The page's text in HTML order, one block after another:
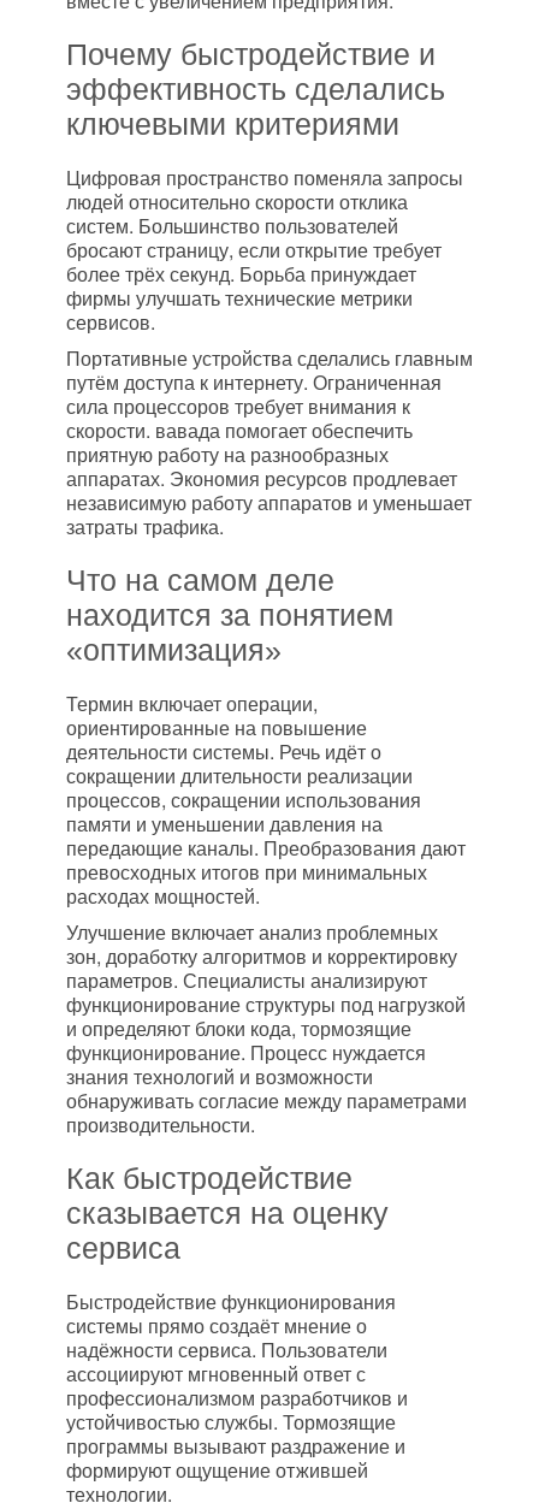
Почему быстродействие и
эффективность сделались
ключевыми критериями
Цифровая пространство поменяла запросы
людей относительно скорости отклика
систем. Большинство пользователей
бросают страницу, если открытие требует
более трёх секунд. Борьба принуждает
фирмы улучшать технические метрики
сервисов.
Портативные устройства сделались главным
путём доступа к интернету. Ограниченная
сила процессоров требует внимания к
скорости. вавада помогает обеспечить
приятную работу на разнообразных
аппаратах. Экономия ресурсов продлевает
независимую работу аппаратов и уменьшает
затраты трафика.
Что на самом деле
находится за понятием
«оптимизация»
Термин включает операции,
ориентированные на повышение
деятельности системы. Речь идёт о
сокращении длительности реализации
процессов, сокращении использования
памяти и уменьшении давления на
передающие каналы. Преобразования дают
превосходных итогов при минимальных
расходах мощностей.
Улучшение включает анализ проблемных
зон, доработку алгоритмов и корректировку
параметров. Специалисты анализируют
функционирование структуры под нагрузкой
и определяют блоки кода, тормозящие
функционирование. Процесс нуждается
знания технологий и возможности
обнаруживать согласие между параметрами
производительности.
Как быстродействие
сказывается на оценку
сервиса
Быстродействие функционирования
системы прямо создаёт мнение о
надёжности сервиса. Пользователи
ассоциируют мгновенный ответ с
профессионализмом разработчиков и
устойчивостью службы. Тормозящие
программы вызывают раздражение и
формируют ощущение отжившей
технологии.